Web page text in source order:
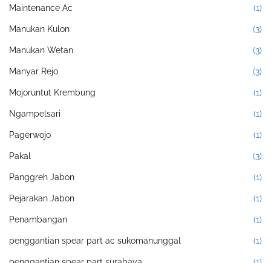
Maintenance Ac (1)
Manukan Kulon (3)
Manukan Wetan (3)
Manyar Rejo (3)
Mojoruntut Krembung (1)
Ngampelsari (1)
Pagerwojo (1)
Pakal (3)
Panggreh Jabon (1)
Pejarakan Jabon (1)
Penambangan (1)
penggantian spear part ac sukomanunggal (1)